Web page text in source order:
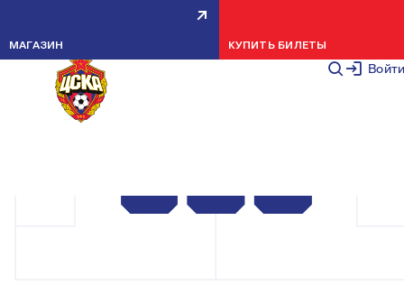
Войти
МАГАЗИН КУПИТЬ БИЛЕТЫ